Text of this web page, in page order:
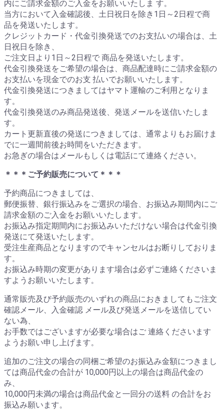
内にご請求金額のご入金をお願いいたしま す。
当方において入金確認後、土日祝日を除き1日～2日程で商
品を発送いたします。
クレジットカード・代金引換発送でのお支払いの場合は、土
日祝日を除き、
ご注文日より1日～2日程で 商品を発送いたします。
代金引換発送をご希望の場合は、商品配達時にご請求金額の
お支払いを現金でのお支 払いでお願いいたします。
代金引換発送につきましてはヤマト運輸のご利用となりま
す。
代金引換発送のみ商品発送後、発送メールを送信いたしま
す。
カート更新直後の発送につきましては、通常よりもお届けま
でに一週間前後お時間をいただきます。
お急ぎの場合はメールもしくは電話にて連絡ください。
＊＊＊ご予約販売について＊＊＊
予約商品につきましては、
郵便振替、銀行振込みをご選択の場合、お振込み期間内にご
請求金額のご入金をお願いいたします。
お振込み指定期間内にお振込みいただけない場合は代金引換
発送にて発送いたします。
受注生産商品となりますのでキャンセルはお断りしておりま
す。
お振込み時期の変更があります場合は必ずご連絡くださいま
すようお願いいたします。
通常販売及び予約販売のいずれの商品におきましてもご注文
確認メール、入金確認 メール及び発送メールを送信してい
ない為、
お手数ではございますが必要な場合はご 連絡くださいます
ようお願い申し上げます。
追加のご注文の場合の同梱ご希望のお振込み金額につきまし
ては商品代金の合計が 10,000円以上の場合は商品代金の
み、
10,000円未満の場合は商品代金と一回分の送料 の合計をお
振込み願います。